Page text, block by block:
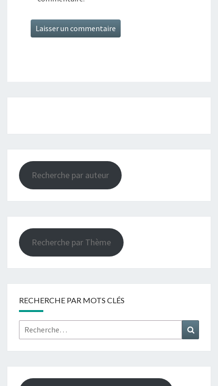
Recherche par auteur
Recherche par Thème
RECHERCHE PAR MOTS CLÉS
Rechercher :